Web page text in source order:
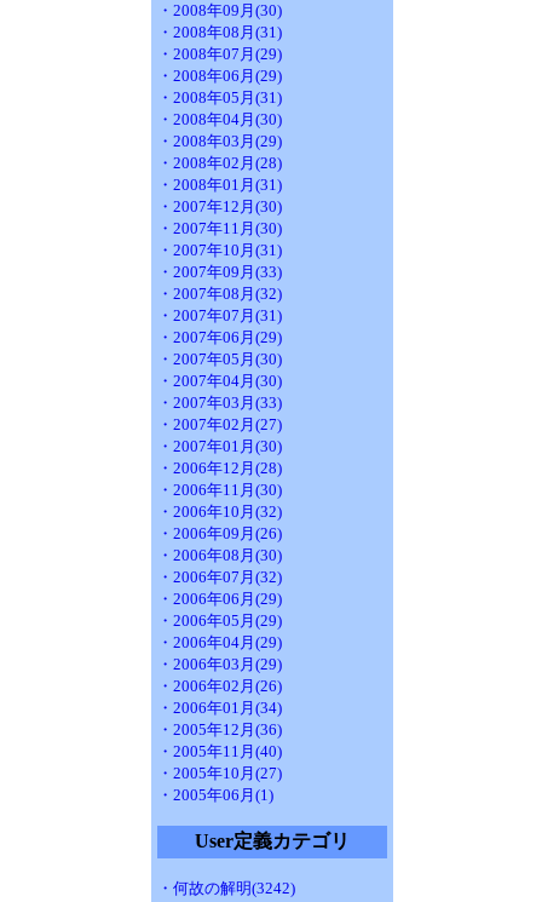
・2008年09月(30)
・2008年08月(31)
・2008年07月(29)
・2008年06月(29)
・2008年05月(31)
・2008年04月(30)
・2008年03月(29)
・2008年02月(28)
・2008年01月(31)
・2007年12月(30)
・2007年11月(30)
・2007年10月(31)
・2007年09月(33)
・2007年08月(32)
・2007年07月(31)
・2007年06月(29)
・2007年05月(30)
・2007年04月(30)
・2007年03月(33)
・2007年02月(27)
・2007年01月(30)
・2006年12月(28)
・2006年11月(30)
・2006年10月(32)
・2006年09月(26)
・2006年08月(30)
・2006年07月(32)
・2006年06月(29)
・2006年05月(29)
・2006年04月(29)
・2006年03月(29)
・2006年02月(26)
・2006年01月(34)
・2005年12月(36)
・2005年11月(40)
・2005年10月(27)
・2005年06月(1)
User定義カテゴリ
・何故の解明(3242)